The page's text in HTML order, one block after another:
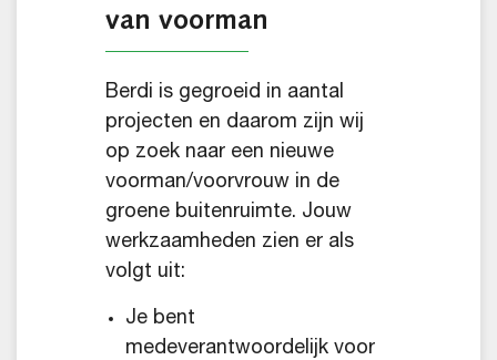
van voorman
Berdi is gegroeid in aantal
projecten en daarom zijn wij
op zoek naar een nieuwe
voorman/voorvrouw in de
groene buitenruimte. Jouw
werkzaamheden zien er als
volgt uit:
Je bent
medeverantwoordelijk voor